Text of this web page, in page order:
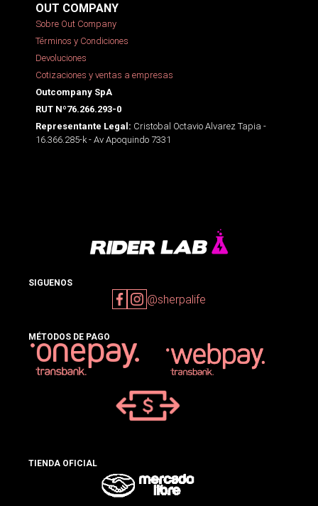
OUT COMPANY
Sobre Out Company
Términos y Condiciones
Devoluciones
Cotizaciones y ventas a empresas
Outcompany SpA
RUT Nº76.266.293-0
Representante Legal: Cristobal Octavio Alvarez Tapia -
16.366.285-k - Av Apoquindo 7331
SIGUENOS
@sherpalife
MÉTODOS DE PAGO
TIENDA OFICIAL